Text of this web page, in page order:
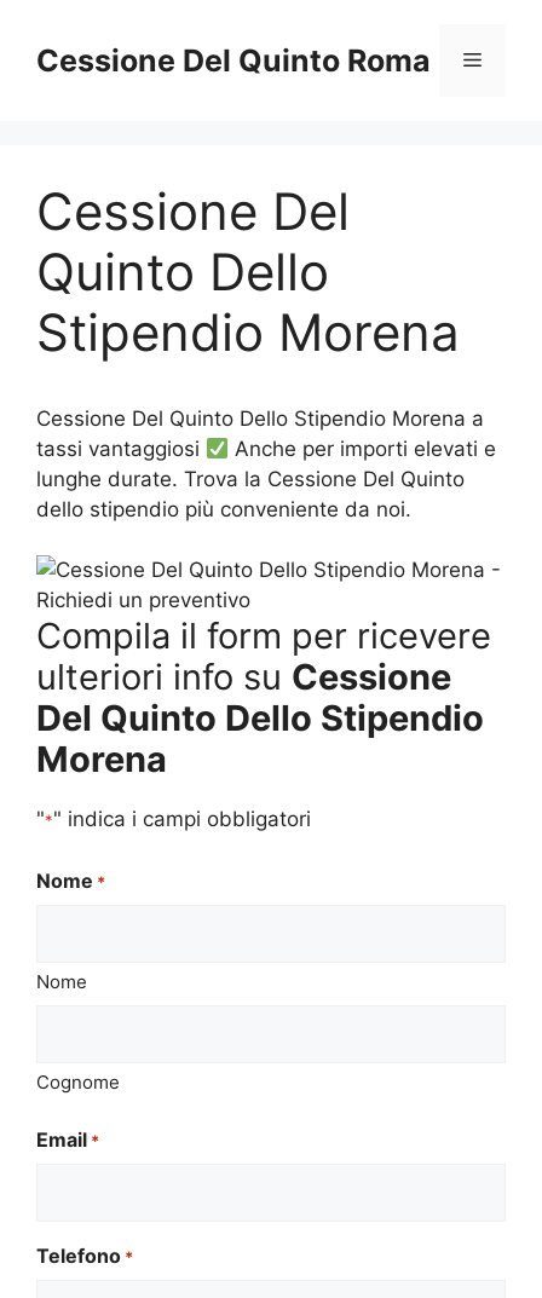
contenuto
Cessione Del Quinto Roma Menu
Cessione Del
Quinto Dello
Stipendio Morena
Cessione Del Quinto Dello Stipendio Morena a
tassi vantaggiosi
Anche per importi elevati e
lunghe durate. Trova la Cessione Del Quinto
dello stipendio più conveniente da noi.
Compila il form per ricevere
ulteriori info su Cessione
Del Quinto Dello Stipendio
Morena
"*" indica i campi obbligatori
Nome *
Nome
Cognome
Email *
Telefono *